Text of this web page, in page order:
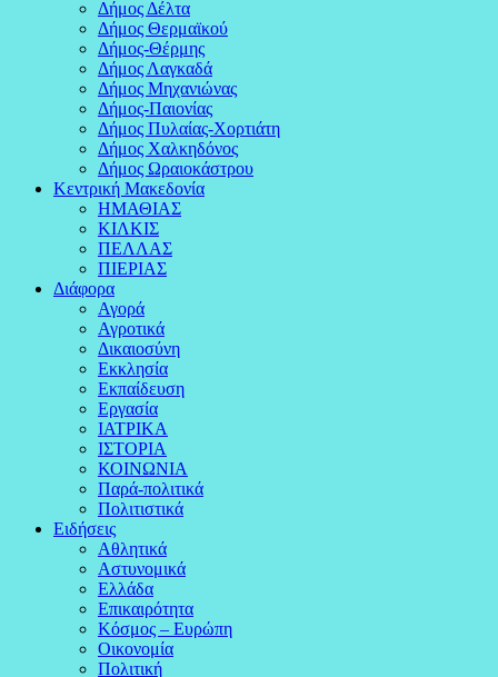
Δήμος Δέλτα
Δήμος Θερμαϊκού
Δήμος-Θέρμης
Δήμος Λαγκαδά
Δήμος Μηχανιώνας
Δήμος-Παιονίας
Δήμος Πυλαίας-Χορτιάτη
Δήμος Χαλκηδόνος
Δήμος Ωραιοκάστρου
Κεντρική Μακεδονία
ΗΜΑΘΙΑΣ
ΚΙΛΚΙΣ
ΠΕΛΛΑΣ
ΠΙΕΡΙΑΣ
Διάφορα
Αγορά
Αγροτικά
Δικαιοσύνη
Εκκλησία
Εκπαίδευση
Εργασία
ΙΑΤΡΙΚΑ
ΙΣΤΟΡΙΑ
ΚΟΙΝΩΝΙΑ
Παρά-πολιτικά
Πολιτιστικά
Ειδήσεις
Αθλητικά
Αστυνομικά
Ελλάδα
Επικαιρότητα
Κόσμος – Ευρώπη
Οικονομία
Πολιτική